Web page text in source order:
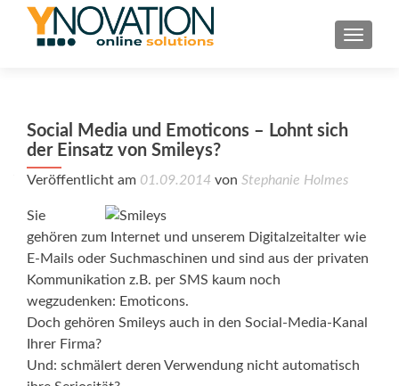
Social Media und Emoticons – Lohnt sich
der Einsatz von Smileys?
Veröffentlicht am 01.09.2014 von Stephanie Holmes
Sie
gehören zum Internet und unserem Digitalzeitalter wie
E-Mails oder Suchmaschinen und sind aus der privaten
Kommunikation z.B. per SMS kaum noch
wegzudenken: Emoticons.
Doch gehören Smileys auch in den Social-Media-Kanal
Ihrer Firma?
Und: schmälert deren Verwendung nicht automatisch